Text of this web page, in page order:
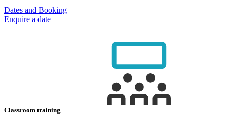
Dates and Booking
Enquire a date
Classroom training